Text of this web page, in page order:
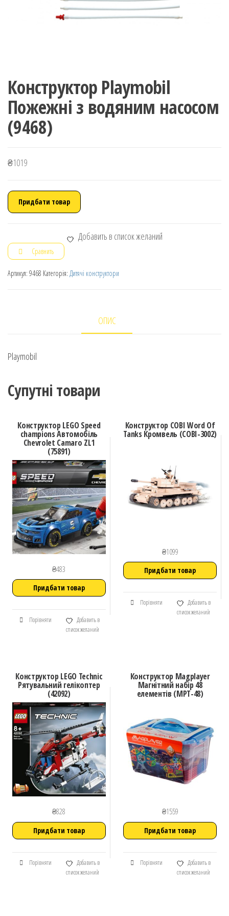
Конструктор Playmobil
Пожежні з водяним насосом
(9468)
₴1019
Придбати товар
Добавить в список желаний
Сравнить
Артикул: 9468 Категорія: Дитячі конструктори
ОПИС
Playmobil
Супутні товари
Конструктор LEGO Speed
champions Автомобіль
Chevrolet Camaro ZL1
(75891)
₴483
Придбати товар
Порівняти
Добавить в
список желаний
Конструктор COBI Word Of
Tanks Кромвель (COBI-3002)
₴1099
Придбати товар
Порівняти
Добавить в
список желаний
Конструктор LEGO Technic
Рятувальний гелікоптер
(42092)
₴828
Придбати товар
Порівняти
Добавить в
список желаний
Конструктор Magplayer
Магнітний набір 48
елементів (MPT-48)
₴1559
Придбати товар
Порівняти
Добавить в
список желаний